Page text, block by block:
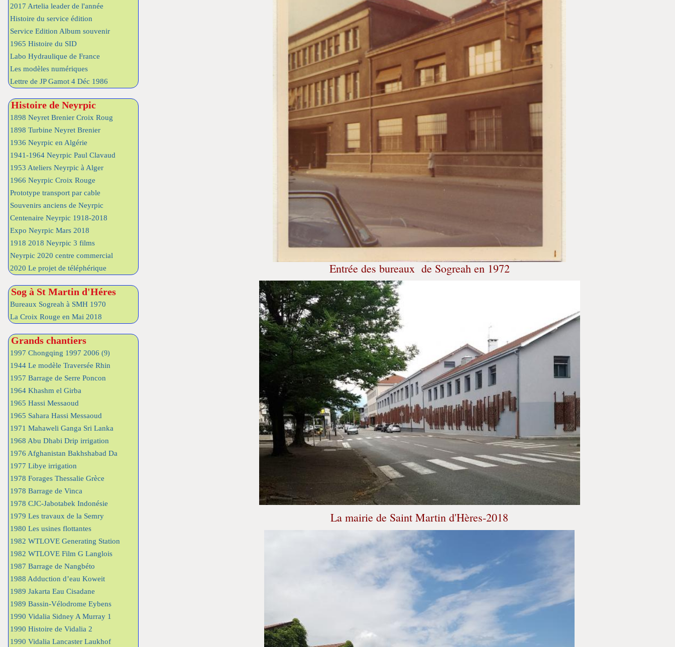
2017 Artelia leader de l'année
Histoire du service édition
Service Edition Album souvenir
1965 Histoire du SID
Labo Hydraulique de France
Les modèles numériques
Lettre de JP Gamot 4 Déc 1986
Histoire de Neyrpic
1898 Neyret Brenier Croix Roug
1898 Turbine Neyret Brenier
1936 Neyrpic en Algérie
1941-1964 Neyrpic Paul Clavaud
1953 Ateliers Neyrpic à Alger
1966 Neyrpic Croix Rouge
Prototype transport par cable
Souvenirs anciens de Neyrpic
Centenaire Neyrpic 1918-2018
Expo Neyrpic Mars 2018
1918 2018 Neyrpic 3 films
Neyrpic 2020 centre commercial
2020 Le projet de téléphérique
Sog à St Martin d'Héres
Bureaux Sogreah à SMH 1970
La Croix Rouge en Mai 2018
Grands chantiers
1997 Chongqing 1997 2006 (9)
1944 Le modèle Traversée Rhin
1957 Barrage de Serre Poncon
1964 Khashm el Girba
1965 Hassi Messaoud
1965 Sahara Hassi Messaoud
1971 Mahaweli Ganga Sri Lanka
1968 Abu Dhabi Drip irrigation
1976 Afghanistan Bakhshabad Da
1977 Libye irrigation
1978 Forages Thessalie Grèce
1978 Barrage de Vinca
1978 CJC-Jabotabek Indonésie
1979 Les travaux de la Semry
1980 Les usines flottantes
1982 WTLOVE Generating Station
1982 WTLOVE Film G Langlois
1987 Barrage de Nangbéto
1988 Adduction d’eau Koweit
1989 Jakarta Eau Cisadane
1989 Bassin-Vélodrome Eybens
1990 Vidalia Sidney A Murray 1
1990 Histoire de Vidalia 2
1990 Vidalia Lancaster Laukhof
Entrée des bureaux de Sogreah en 1972
La mairie de Saint Martin d'Hères-2018